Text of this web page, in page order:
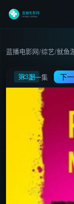
蓝播电影网/综艺/鱿鱼
鱿鱼游戏：真人挑
第3期上一集 下